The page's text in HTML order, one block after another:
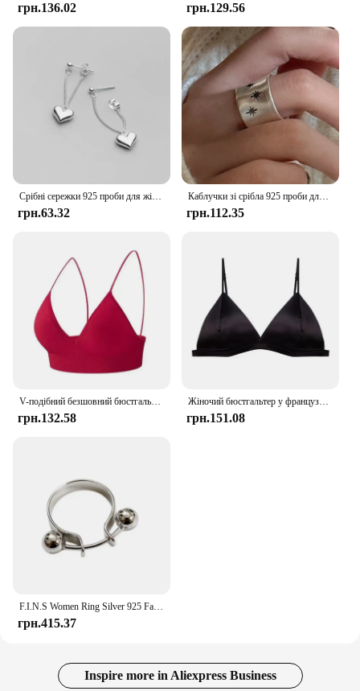
грн.136.02 грн.129.56
Срібні сережки 925 проби для жінок Сережки-ланцюжки-сердечка Ювелірні вироби запобігають алергії Аксесуари для вечірок Подарункові сережки-сердечка
грн.63.32
Каблучки зі срібла 925 проби для жінок. Прості вінтажні каблучки ручної роботи з регульованим пальцем і зіркою. Модний ремінець. Жіночий біжутерійний подарунок.
грн.112.35
V-подібний безшовний бюстгальтер з трикутною чашкою Камзол Нижня білизна Обгорнуті груди Жінки S M L Дихаючі збірки Спорт Фітнес Йога Повсякденний
грн.132.58
Жіночий бюстгальтер у французькому стилі для дівчини, загорнутий грудьми, регульований плечовий ремінь, одна пряжка, атлас, сексуальна нижня білизна без рукавів.
грн.151.08
F.I.N.S Women Ring Silver 925 Fashion Personality Double Round Beads Finger Ring 925 Sterling Silver Ball Pendant for Decoration
грн.415.37
Inspire more in Aliexpress Business